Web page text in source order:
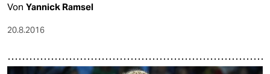
Von Yannick Ramsel
20.8.2016